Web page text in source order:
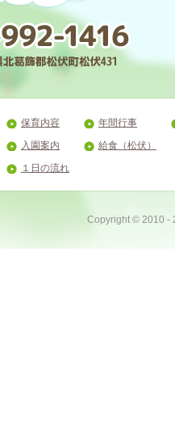
保育内容
入園案内
１日の流れ
年間行事
給食（松伏）
Copyright © 2010 -